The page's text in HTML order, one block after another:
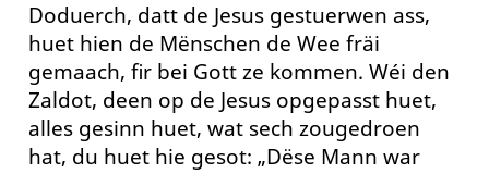
Doduerch, datt de Jesus gestuerwen ass,
huet hien de Mënschen de Wee fräi
gemaach, fir bei Gott ze kommen. Wéi den
Zaldot, deen op de Jesus opgepasst huet,
alles gesinn huet, wat sech zougedroen
hat, du huet hie gesot: „Dëse Mann war